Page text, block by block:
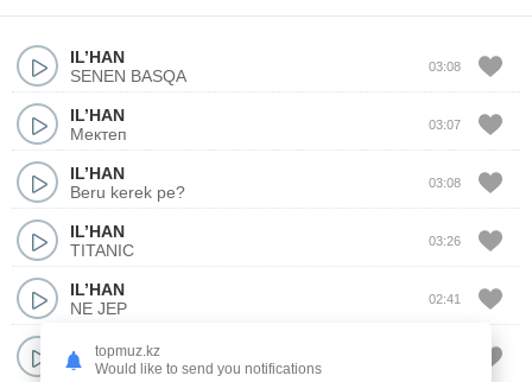
IL’HAN
SENEN BASQA
03:08
IL’HAN
Мектеп
03:07
IL’HAN
Beru kerek pe?
03:08
IL’HAN
TITANIC
03:26
IL’HAN
NE JEP
02:41
IL’HAN
Бир айда
topmuz.kz
Would like to send you notifications